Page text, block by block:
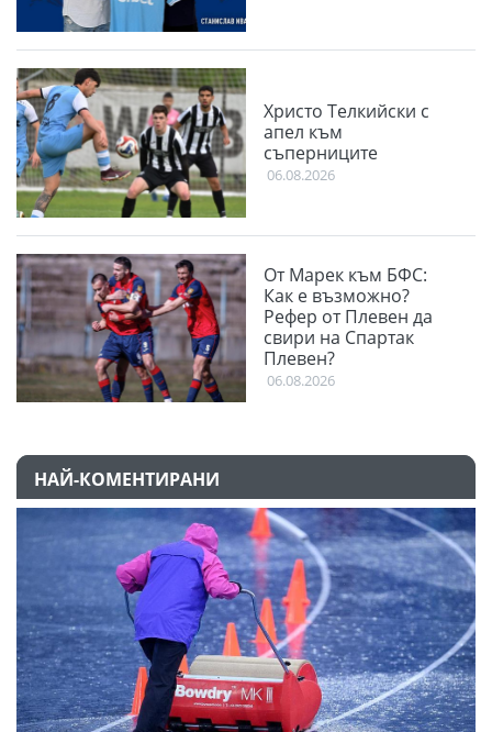
Христо Телкийски с
апел към
съперниците
06.08.2026
От Марек към БФС:
Как е възможно?
Рефер от Плевен да
свири на Спартак
Плевен?
06.08.2026
НАЙ-КОМЕНТИРАНИ